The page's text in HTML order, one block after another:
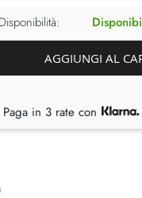
Disponibilità:
AGGIUNGI AL
Paga in 3 rate con